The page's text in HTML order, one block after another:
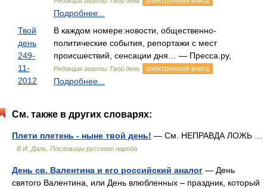
Подробнее...
Твой
день
249-
11-
2012
В каждом номере:новости, общественно-
политические события, репортажи с мест
происшествий, сенсации дня… — Пресса.ру,
Редакция газеты Твой день электронная книга
Подробнее...
См. также в других словарях:
Плети плетень - ныне твой день! — См. НЕПРАВДА ЛОЖЬ …
В.И. Даль. Пословицы русского народа
День св. Валентина и его российский аналог — День
святого Валентина, или День влюбленных – праздник, который